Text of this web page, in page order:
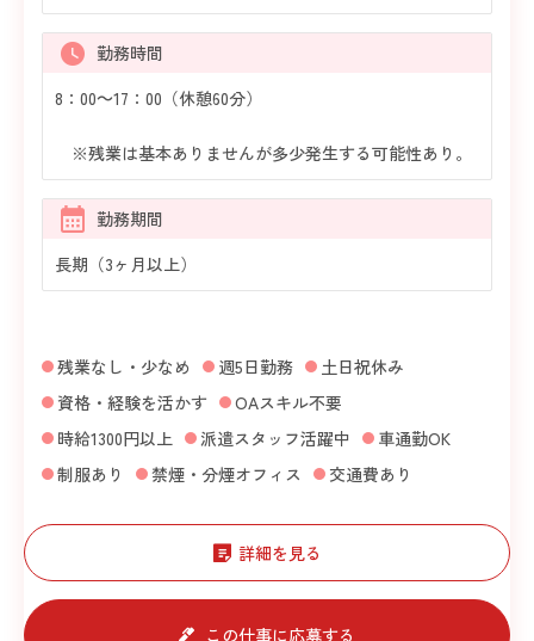
勤務時間
8：00～17：00（休憩60分）
※残業は基本ありませんが多少発生する可能性あり。
勤務期間
長期（3ヶ月以上）
残業なし・少なめ 週5日勤務
土日祝休み
資格・経験を活かす
OAスキル不要
時給1300円以上
派遣スタッフ活躍中
車通勤OK
制服あり
禁煙・分煙オフィス 交通費あり
詳細を見る
この仕事に応募する